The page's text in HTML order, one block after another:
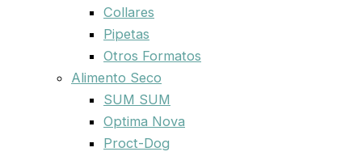
Collares
Pipetas
Otros Formatos
Alimento Seco
SUM SUM
Optima Nova
Proct-Dog